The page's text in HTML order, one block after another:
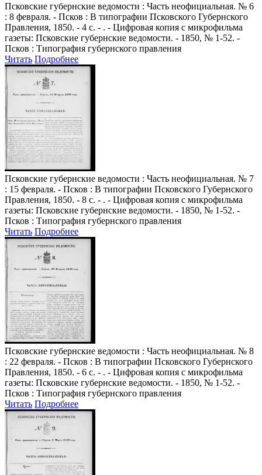
Псковские губернские ведомости : Часть неофициальная. № 6
: 8 февраля. - Псков : В типографии Псковского Губернского
Правления, 1850. - 4 с. - . - Цифровая копия с микрофильма
газеты: Псковские губернские ведомости. - 1850, № 1-52. -
Псков : Типография губернского правления
Читать Подробнее
Псковские губернские ведомости : Часть неофициальная. № 7
: 15 февраля. - Псков : В типографии Псковского Губернского
Правления, 1850. - 8 с. - . - Цифровая копия с микрофильма
газеты: Псковские губернские ведомости. - 1850, № 1-52. -
Псков : Типография губернского правления
Читать Подробнее
Псковские губернские ведомости : Часть неофициальная. № 8
: 22 февраля. - Псков : В типографии Псковского Губернского
Правления, 1850. - 6 с. - . - Цифровая копия с микрофильма
газеты: Псковские губернские ведомости. - 1850, № 1-52. -
Псков : Типография губернского правления
Читать Подробнее